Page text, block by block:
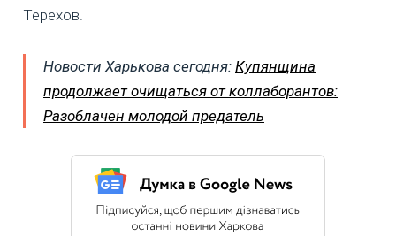
Терехов.
Новости Харькова сегодня: Купянщина
продолжает очищаться от коллаборантов:
Разоблачен молодой предатель